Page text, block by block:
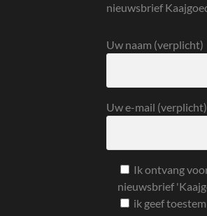
nieuwsbrief
Uw naam (verplicht)
Uw e-mail (verplicht)
Ik ontvang
nieuwsbrief
ik geef